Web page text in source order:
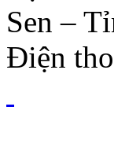
Sen –
Điện